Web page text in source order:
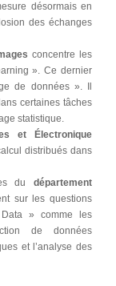
désormais en
des échanges
concentre les
». Ce dernier
de données ». Il
certaines tâches
statistique.
et Électronique
distribués dans
du département
sur les questions
» comme les
de données
et l’analyse des